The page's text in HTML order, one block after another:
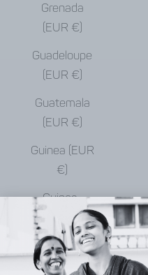
Grenada
(EUR €)
Guadeloupe
(EUR €)
Guatemala
(EUR €)
Guinea (EUR
€)
Guinea-
Bissau (EUR
€)
Guyana (EUR